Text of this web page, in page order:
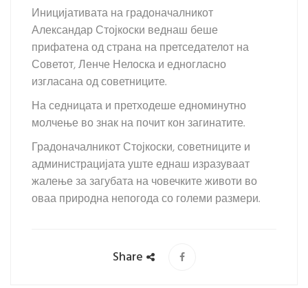
Иницијативата на градоначалникот
Александар Стојкоски веднаш беше
прифатена од страна на претседателот на
Советот, Ленче Нелоска и едногласно
изгласана од советниците.
На седницата и претходеше едноминутно
молчење во знак на почит кон загинатите.
Градоначалникот Стојкоски, советниците и
администрацијата уште еднаш изразуваат
жалење за загубата на човечките животи во
оваа природна непогода со големи размери.
Share